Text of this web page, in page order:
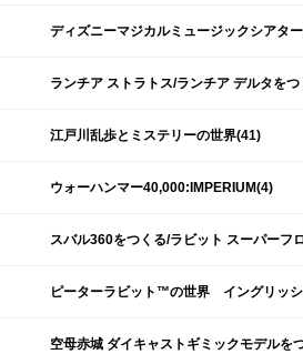
ディズニーマジカルミュージックシアタ
ランチア ストラトス/ランチア デルタを
江戸川乱歩とミステリーの世界(41)
ウォーハンマー40,000:IMPERIUM(4)
スバル360をつくる/ラビット スーパーフ
ピーターラビット™の世界 イングリッ
空母赤城 ダイキャストギミックモデルを